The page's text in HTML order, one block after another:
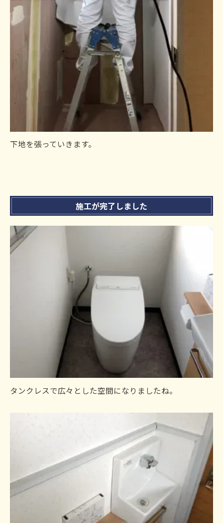
下地を張っていきます。
施工が完了しました
タンクレスで広々とした空間になりましたね。